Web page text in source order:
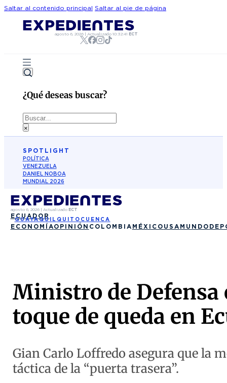
Saltar al contenido principal Saltar al pie de página
agosto 6, 2026 |Actualizado10:32:41 ECT
¿Qué deseas buscar?
Buscar
×
SPOTLIGHT
POLÍTICA
VENEZUELA
DANIEL NOBOA
MUNDIAL 2026
agosto 6, 2026| Actualizado ECT
ECUADOR
GUAYAQUIL QUITO CUENCA
ECONOMÍAOPINIÓN COLOMBIA MÉXICO USA MUNDO
Ministro de
toque de queda en
Gian Carlo Loffredo asegura que la
táctica de la “puerta trasera”.